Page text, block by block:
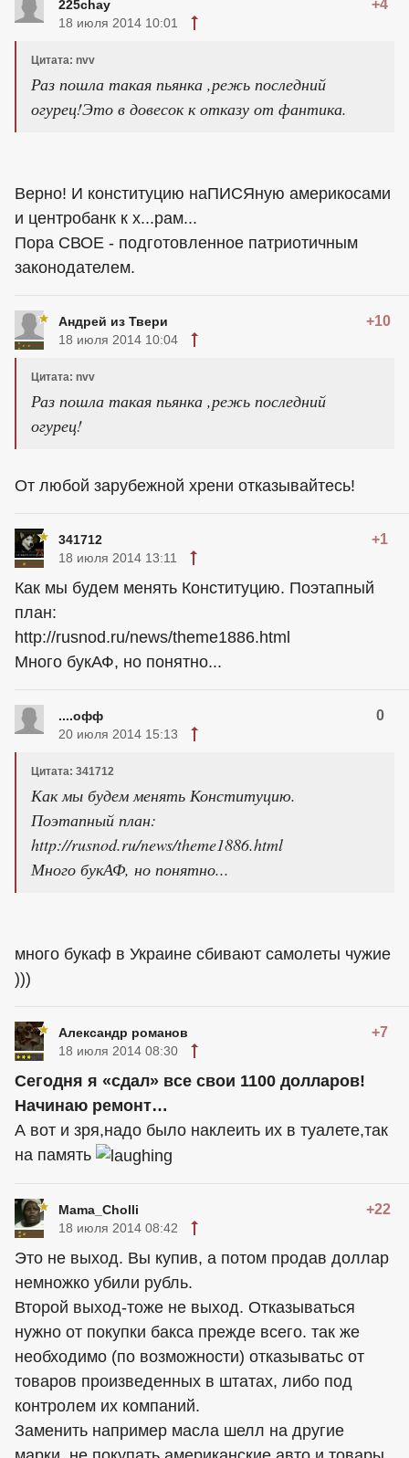
225chay +4
18 июля 2014 10:01
Цитата: nvv
Раз пошла такая пьянка ,режь последний
огурец!Это в довесок к отказу от фантика.
Верно! И конституцию наПИСЯную америкосами
и центробанк к х...рам...
Пора СВОЕ - подготовленное патриотичным
законодателем.
Андрей из Твери +10
18 июля 2014 10:04
Цитата: nvv
Раз пошла такая пьянка ,режь последний
огурец!
От любой зарубежной хрени отказывайтесь!
341712 +1
18 июля 2014 13:11
Как мы будем менять Конституцию. Поэтапный
план:
http://rusnod.ru/news/theme1886.html
Много букАФ, но понятно...
....офф 0
20 июля 2014 15:13
Цитата: 341712
Как мы будем менять Конституцию.
Поэтапный план:
http://rusnod.ru/news/theme1886.html
Много букАФ, но понятно...
много букаф в Украине сбивают самолеты чужие
)))
Александр романов +7
18 июля 2014 08:30
Сегодня я «сдал» все свои 1100 долларов!
Начинаю ремонт…
А вот и зря,надо было наклеить их в туалете,так
на память
Mama_Cholli +22
18 июля 2014 08:42
Это не выход. Вы купив, а потом продав доллар
немножко убили рубль.
Второй выход-тоже не выход. Отказываться
нужно от покупки бакса прежде всего. так же
необходимо (по возможности) отказыватьс от
товаров произведенных в штатах, либо под
контролем их компаний.
Заменить например масла шелл на другие